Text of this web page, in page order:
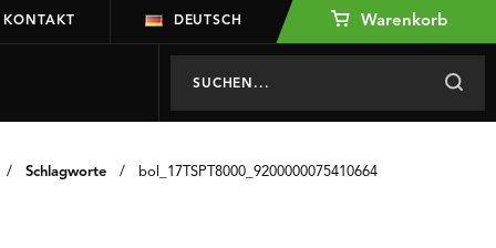
KONTAKT DEUTSCH Warenkorb
/ Schlagworte / bol_17TSPT8000_9200000075410664